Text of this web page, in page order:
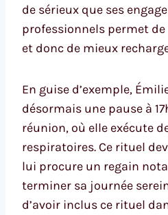
de sérieux que ses
professionnels permet
et donc de mieux
En guise d’exemple,
désormais une pause à
réunion, où elle exécute
respiratoires. Ce rituel
lui procure un regain
terminer sa journée
d’avoir inclus ce rituel